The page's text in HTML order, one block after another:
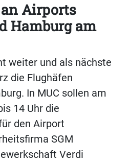
Airports
Hamburg am
weiter und als nächste
die Flughäfen
In MUC sollen am
14 Uhr die
den Airport
SGM
Verdi